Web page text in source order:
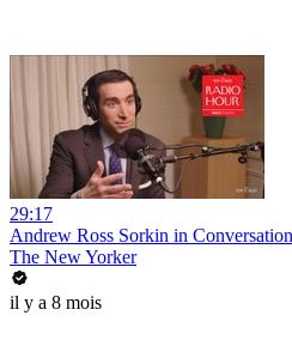
29:17
Andrew Ross Sorkin in
The New Yorker
il y a 8 mois